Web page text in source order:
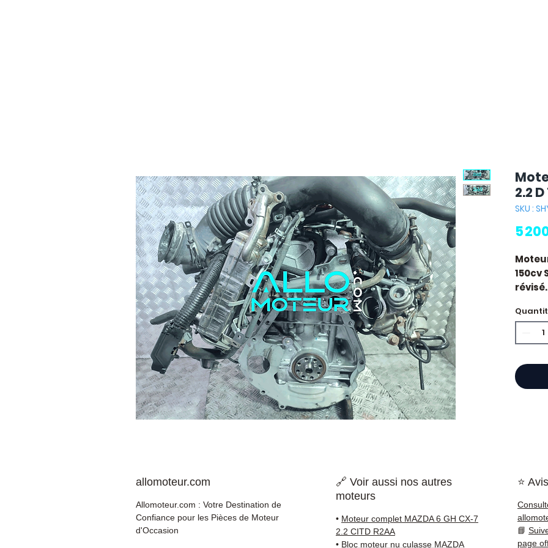
2.2
SKU :
5
150cv
2.2L
allomoteur.com
Allomoteur.com : Votre Destination de
Confiance pour les Pièces de Moteur
d'Occasion
🔗 Voir aussi nos autres
moteurs
• Moteur complet MAZDA 6 GH CX-7
2.2 CITD R2AA
• Bloc moteur nu culasse MAZDA
⭐
📘
page